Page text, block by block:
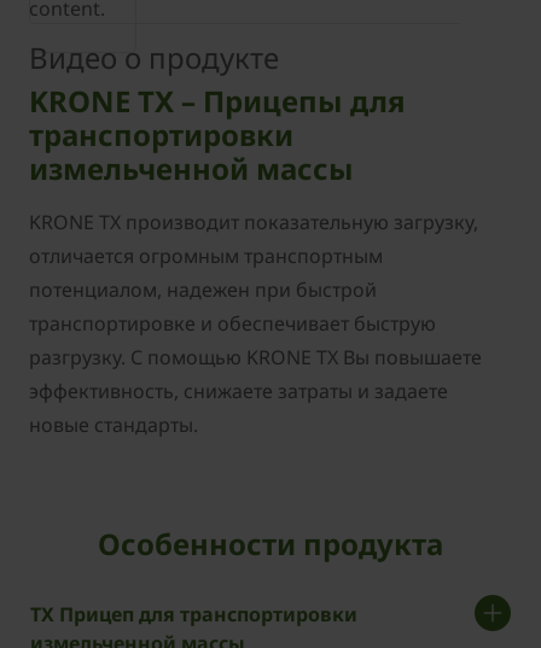
content.
Видео о продукте
KRONE TX – Прицепы для
транспортировки
измельченной массы
KRONE TX производит показательную загрузку,
отличается огромным транспортным
потенциалом, надежен при быстрой
транспортировке и обеспечивает быструю
разгрузку. С помощью KRONE TX Вы повышаете
эффективность, снижаете затраты и задаете
новые стандарты.
Особенности продукта
TX Прицеп для транспортировки